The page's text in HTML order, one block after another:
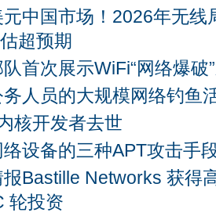
中国市场！2026年无线
超预期
首次展示WiFi“网络爆破
人员的大规模网络钓鱼
核开发者去世
设备的三种APT攻击手
Bastille Networks 获得
轮投资